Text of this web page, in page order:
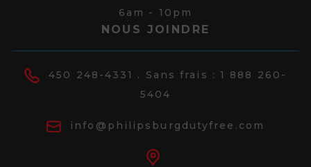
6am - 10pm
NOUS JOINDRE
450 248-4331 . Sans frais : 1 888 260-
5404
info@philipsburgdutyfree.com